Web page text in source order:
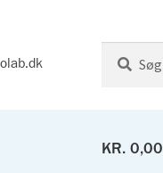
efter:
KR. 0,00